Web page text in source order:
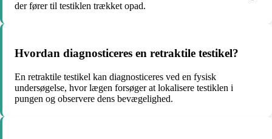
der fører til testiklen trækket opad.
Hvordan diagnosticeres en retraktile testikel?
En retraktile testikel kan diagnosticeres ved en fysisk
undersøgelse, hvor lægen forsøger at lokalisere testiklen i
pungen og observere dens bevægelighed.